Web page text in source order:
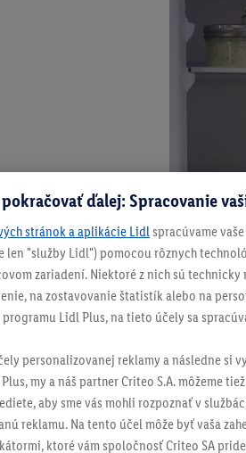
ďalej: Spracovanie
stránok a aplikácie Lidl spracúvame
len "služby Lidl") pomocou rôznych
zariadení. Niektoré z nich sú
na zostavovanie štatistík alebo na
Lidl Plus, na tieto účely sa
personalizovanej reklamy a následne si
my a náš partner Criteo S.A. môžeme
aby sme vás mohli rozpoznať v
reklamu. Na tento účel môže byť vaša
ktoré vám spoločnosť Criteo SA